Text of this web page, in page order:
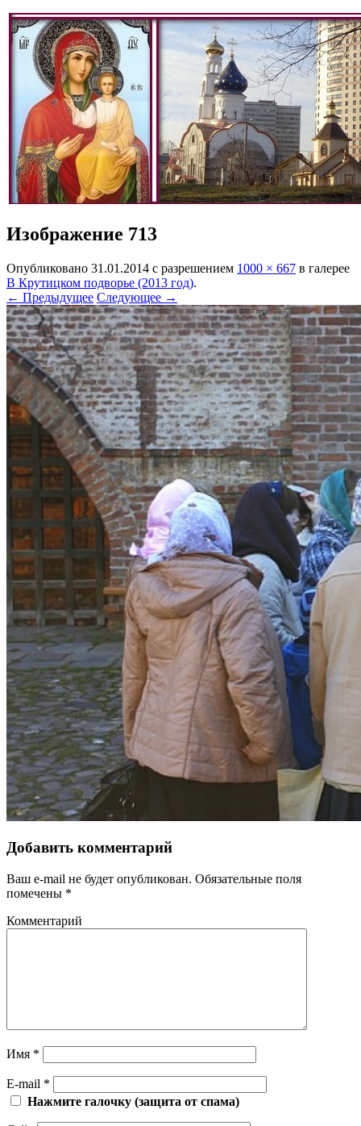
Изображение 713
Опубликовано 31.01.2014 с разрешением 1000 × 667 в галерее
В Крутицком подворье (2013 год).
← Предыдущее Следующее →
Добавить комментарий
Ваш e-mail не будет опубликован. Обязательные поля
помечены *
Комментарий
Имя *
E-mail *
Нажмите галочку (защита от спама)